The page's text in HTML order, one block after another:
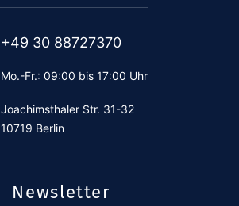
+49 30 88727370
Mo.-Fr.: 09:00 bis 17:00 Uhr
Joachimsthaler Str. 31-32
10719 Berlin
Newsletter